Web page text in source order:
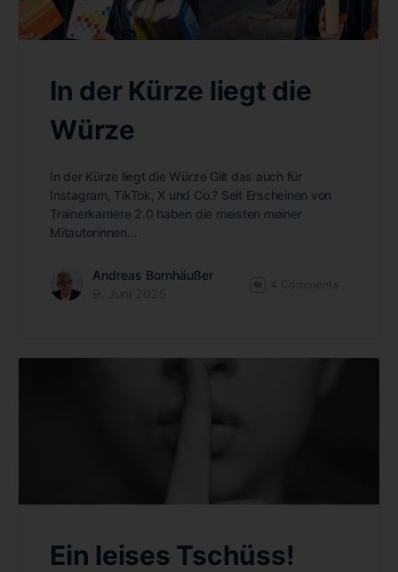
In der Kürze liegt die
Würze
In der Kürze liegt die Würze Gilt das auch für
Instagram, TikTok, X und Co.? Seit Erscheinen von
Trainerkarriere 2.0 haben die meisten meiner
Mitautorinnen…
Andreas Bornhäußer
Ein leises Tschüss!